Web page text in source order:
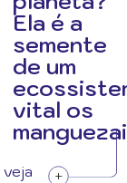
Ela é a
semente
de um
vital os
veja